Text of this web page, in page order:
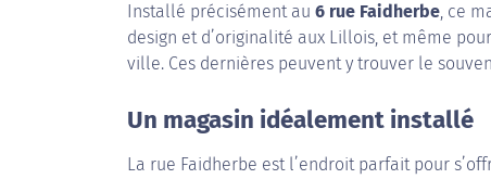
Installé précisément au 6 rue Faidherbe, ce
design et d’originalité aux Lillois, et même
ville. Ces dernières peuvent y trouver le
Un magasin idéalement installé
La rue Faidherbe est l’endroit parfait pour